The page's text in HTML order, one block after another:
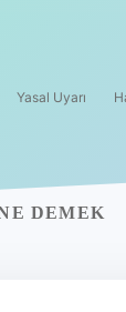
Yasal Uyarı
DEMEK